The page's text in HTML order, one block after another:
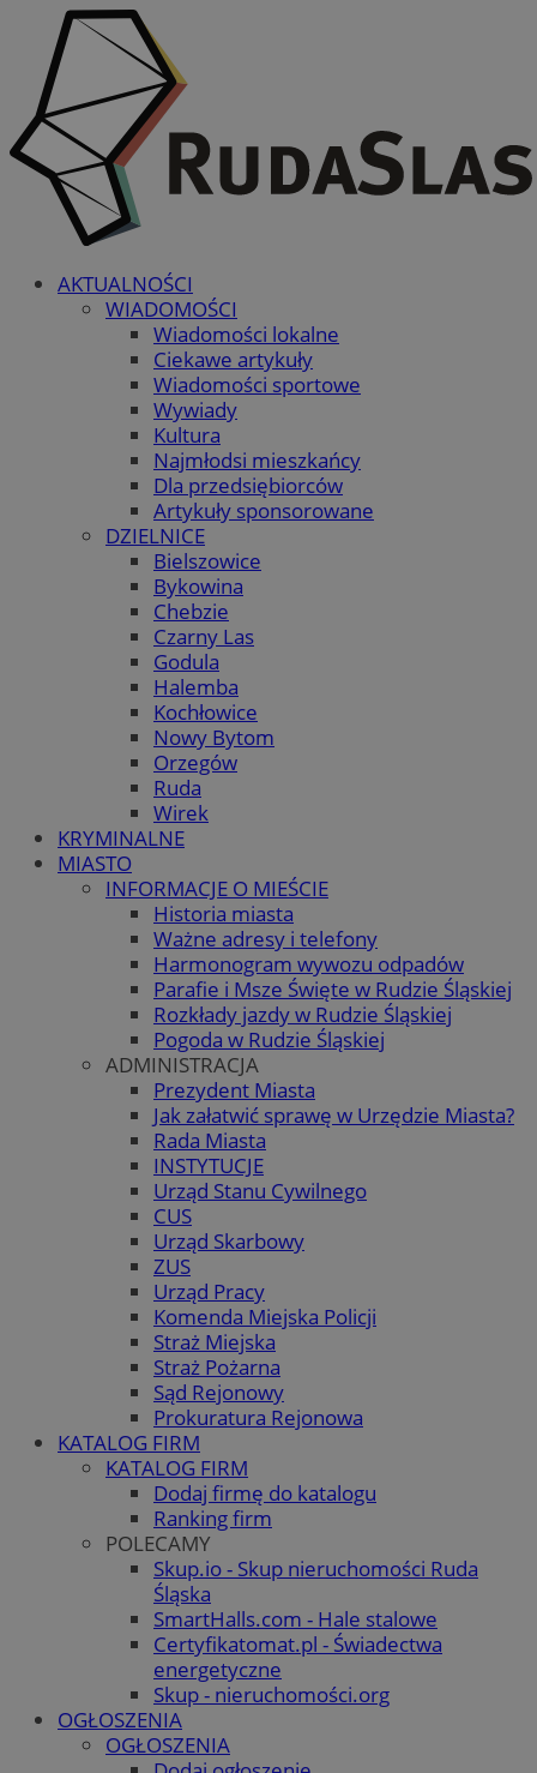
AKTUALNOŚCI
WIADOMOŚCI
Wiadomości lokalne
Ciekawe artykuły
Wiadomości sportowe
Wywiady
Kultura
Najmłodsi mieszkańcy
Dla przedsiębiorców
Artykuły sponsorowane
DZIELNICE
Bielszowice
Bykowina
Chebzie
Czarny Las
Godula
Halemba
Kochłowice
Nowy Bytom
Orzegów
Ruda
Wirek
KRYMINALNE
MIASTO
INFORMACJE O MIEŚCIE
Historia miasta
Ważne adresy i telefony
Harmonogram wywozu odpadów
Parafie i Msze Święte w Rudzie Śląskiej
Rozkłady jazdy w Rudzie Śląskiej
Pogoda w Rudzie Śląskiej
ADMINISTRACJA
Prezydent Miasta
Jak załatwić sprawę w Urzędzie Miasta?
Rada Miasta
INSTYTUCJE
Urząd Stanu Cywilnego
CUS
Urząd Skarbowy
ZUS
Urząd Pracy
Komenda Miejska Policji
Straż Miejska
Straż Pożarna
Sąd Rejonowy
Prokuratura Rejonowa
KATALOG FIRM
KATALOG FIRM
Dodaj firmę do katalogu
Ranking firm
POLECAMY
Skup.io - Skup nieruchomości Ruda
Śląska
SmartHalls.com - Hale stalowe
Certyfikatomat.pl - Świadectwa
energetyczne
Skup - nieruchomości.org
OGŁOSZENIA
OGŁOSZENIA